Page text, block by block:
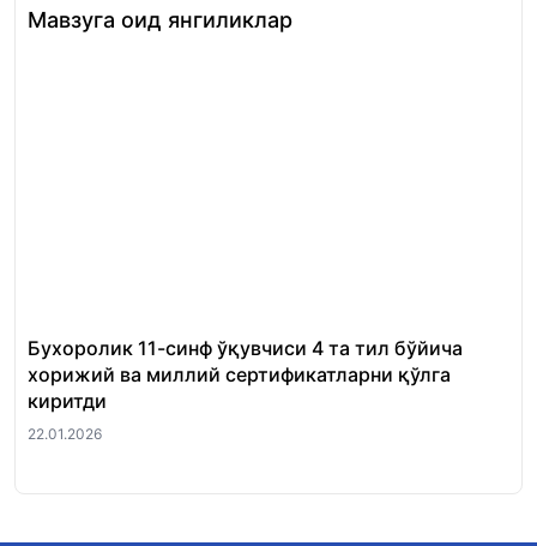
Мавзуга оид янгиликлар
Бухоролик 11-синф ўқувчиси 4 та тил бўйича
хорижий ва миллий сертификатларни қўлга
киритди
22.01.2026